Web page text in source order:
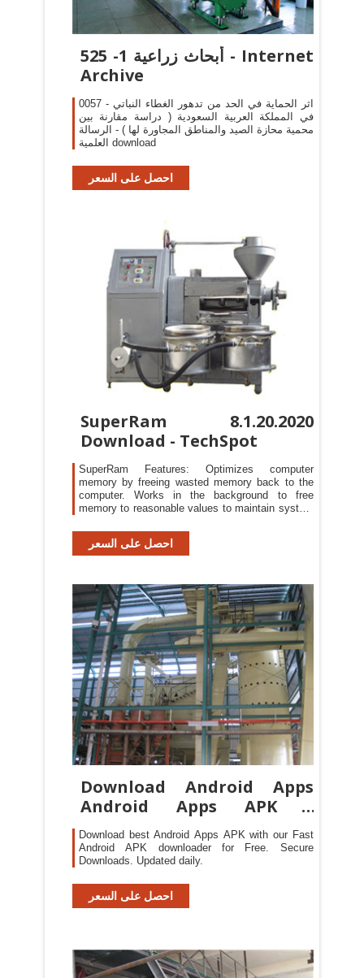
أبحاث زراعية 1- 525 - Internet
Archive
0057 - اثر الحماية في الحد من تدهور الغطاء النباتي
في المملكة العربية السعودية ( دراسة مقارنة بين
محمية محازة الصيد والمناطق المجاورة لها ) - الرسالة
العلمية download
احصل على السعر
SuperRam 8.1.20.2020
Download - TechSpot
SuperRam Features: Optimizes computer
memory by freeing wasted memory back to the
computer. Works in the background to free
memory to reasonable values to maintain system
احصل على السعر
Download Android Apps
Android Apps APK –
APKTurbo
Download best Android Apps APK with our Fast
Android APK downloader for Free. Secure
Downloads. Updated daily.
احصل على السعر